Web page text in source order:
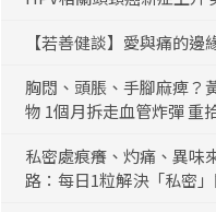
【若善健談】愛與痛的邊
胸悶、頭脹、手腳麻痺？
物 1個月拆走血管炸彈 重
私密處痕癢、灼痛、異味
路：每日1粒解決「私密